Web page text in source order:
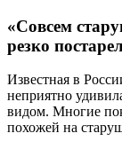
«Совсем
резко
Известная в
неприятно
видом. Многие
похожей на